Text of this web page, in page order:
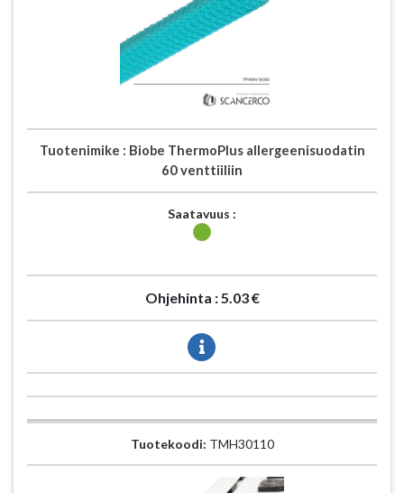
Tuotenimike : Biobe ThermoPlus allergeenisuodatin
60 venttiiliin
Saatavuus :
Ohjehinta :5.03 €
Tuotekoodi: TMH30110